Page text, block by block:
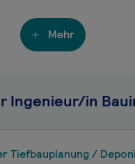
Mehr
Ingenieur/in
Tiefbauplanung /